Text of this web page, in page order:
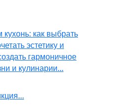
как выбрать
эстетику и
гармоничное
и кулинарии...